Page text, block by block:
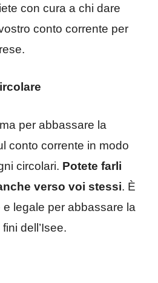
con cura a chi dare
conto corrente per
per abbassare la
conto corrente in modo
circolari. Potete farli
verso voi stessi. È
legale per abbassare la
dell’Isee.